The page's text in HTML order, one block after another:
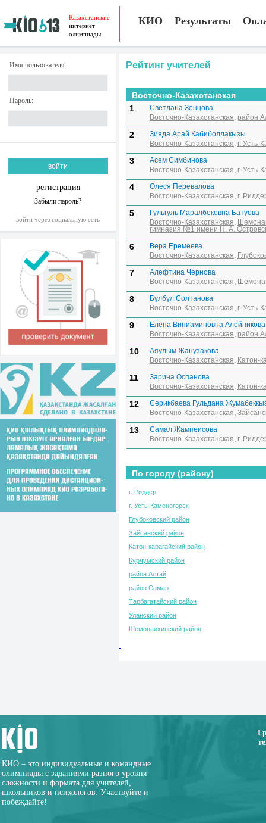
Казахстанские
интернет
олимпиады
КИО Результаты
Имя пользователя:
Пароль:
регистрация
Забыли пароль?
войти через социальную сеть
Рейтинг учителей
Восточно-Казахстанская
1
Светлана Зенцова
Восточно-Казахстанская, район
2
Зияда Арай Кабиболлакызы
Восточно-Казахстанская, г. Усть-
3
Асем Симбинова
Восточно-Казахстанская, г. Усть-
4
Олеся Перевалова
Восточно-Казахстанская, г.
5
Гульгуль Маралбековна Батуова
Восточно-Казахстанская,
гимназия №1 имени Н. А.
6
Вера Еремеева
Восточно-Казахстанская,
7
Алефтина Чернова
Восточно-Казахстанская,
8
Бұлбұл Солтанова
Восточно-Казахстанская, г. Усть-
9
Елена Виниаминовна Алейникова
Восточно-Казахстанская, район
10
Аяулым Жанузакова
Восточно-Казахстанская, Катон-
11
Зарина Оспанова
Восточно-Казахстанская, Катон-
12
Серикбаева Гульдана
Восточно-Казахстанская,
13
Самал Жампеисова
Восточно-Казахстанская, г.
По городу (району)
г. Риддер
г. Усть-Каменогорск
Глубоковский район
Зайсанский район
Катон-карагайский район
Курчумский район
район Алтай
район Самар
Тарбагатайский район
Уланский район
Шемонаихинский район
КИО – это индивидуальные и командные
олимпиады с заданиями разного уровня
сложности и формата для учителей,
школьников и психологов. Участвуйте и
побеждайте!